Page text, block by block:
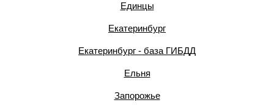
Единцы
Екатеринбург
Екатеринбург - база ГИБДД
Ельня
Запорожье